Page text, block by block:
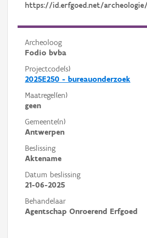
https://id.erfgoed.net/
Archeoloog
Fodio bvba
Projectcode(s)
2025E250 - bureauonderzoek
Maatregel(en)
geen
Gemeente(n)
Antwerpen
Beslissing
Aktename
Datum beslissing
21-06-2025
Behandelaar
Agentschap Onroerend Erfgoed